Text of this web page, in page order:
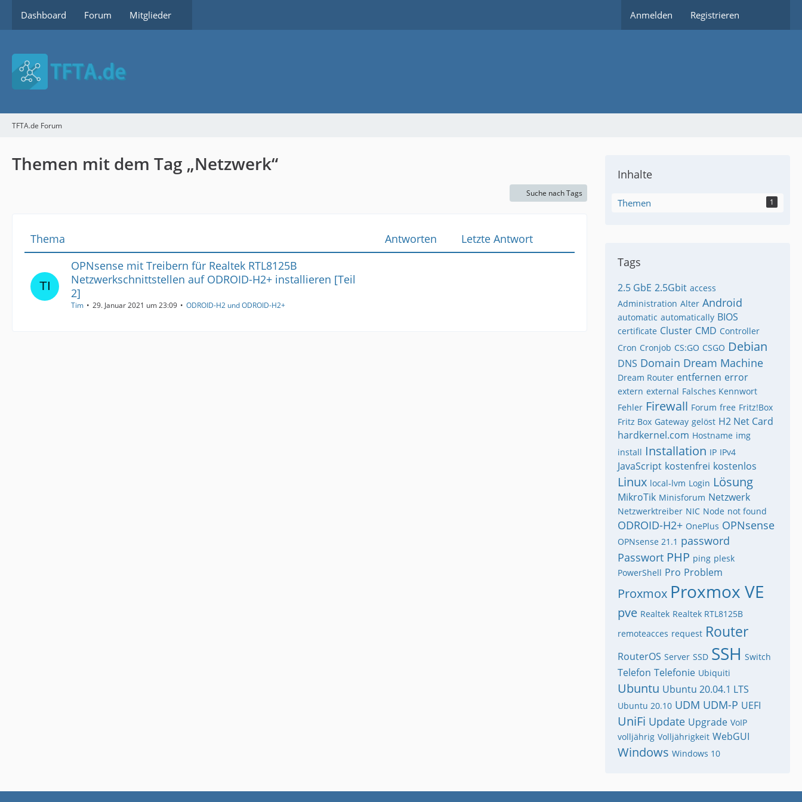
Dashboard Forum Mitglieder Anmelden Registrieren
TFTA.de Forum
Themen mit dem Tag „Netzwerk“
Suche nach Tags
Thema Antworten
Letzte Antwort
OPNsense mit Treibern für Realtek RTL8125B
Netzwerkschnittstellen auf ODROID-H2+ installieren [Teil
2]
Tim 29. Januar 2021 um 23:09 ODROID-H2 und ODROID-H2+
Inhalte
Themen 1
Tags
2.5 GbE 2.5Gbit access
Administration Alter Android
automatic automatically BIOS
certificate Cluster CMD Controller
Cron Cronjob CS:GO CSGO Debian
DNS Domain Dream Machine
Dream Router entfernen error
extern external Falsches Kennwort
Fehler Firewall Forum free Fritz!Box
Fritz Box Gateway gelöst H2 Net Card
hardkernel.com Hostname img
install Installation IP IPv4
JavaScript kostenfrei kostenlos
Linux local-lvm Login Lösung
MikroTik Minisforum Netzwerk
Netzwerktreiber NIC Node not found
ODROID-H2+ OnePlus OPNsense
OPNsense 21.1 password
Passwort PHP ping plesk
PowerShell Pro Problem
Proxmox Proxmox VE
pve Realtek Realtek RTL8125B
remoteacces request Router
RouterOS Server SSD SSH Switch
Telefon Telefonie Ubiquiti
Ubuntu Ubuntu 20.04.1 LTS
Ubuntu 20.10 UDM UDM-P UEFI
UniFi Update Upgrade VoIP
volljährig Volljährigkeit WebGUI
Windows Windows 10